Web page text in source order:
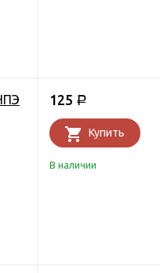
125 Р
Купить
В наличии